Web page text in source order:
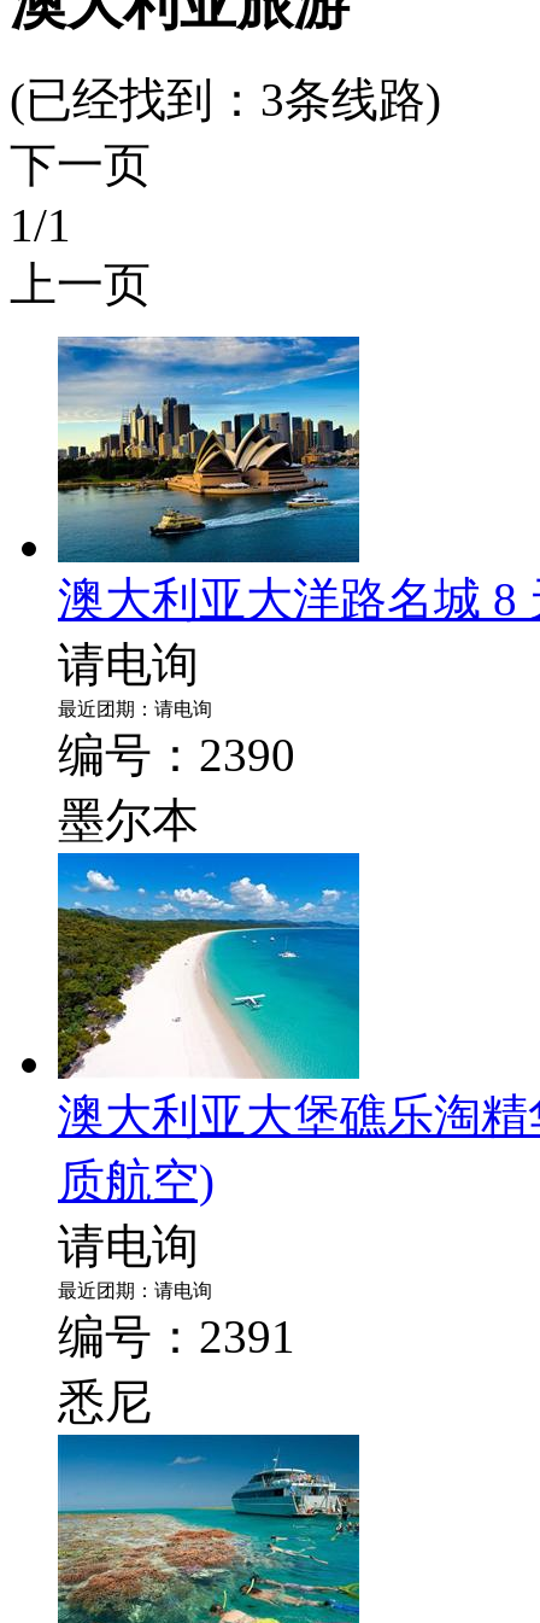
(已经找到： 3条线路)
下一页
1/1
上一页
澳大利亚大洋路名城 8
请电询
最近团期：请电询
编号：2390
墨尔本
澳大利亚大堡礁乐淘精
质航空)
请电询
最近团期：请电询
编号：2391
悉尼